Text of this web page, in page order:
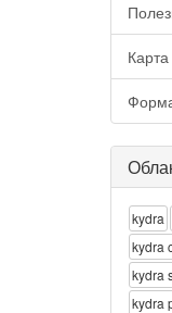
kydra
kydra
kydra
kydra